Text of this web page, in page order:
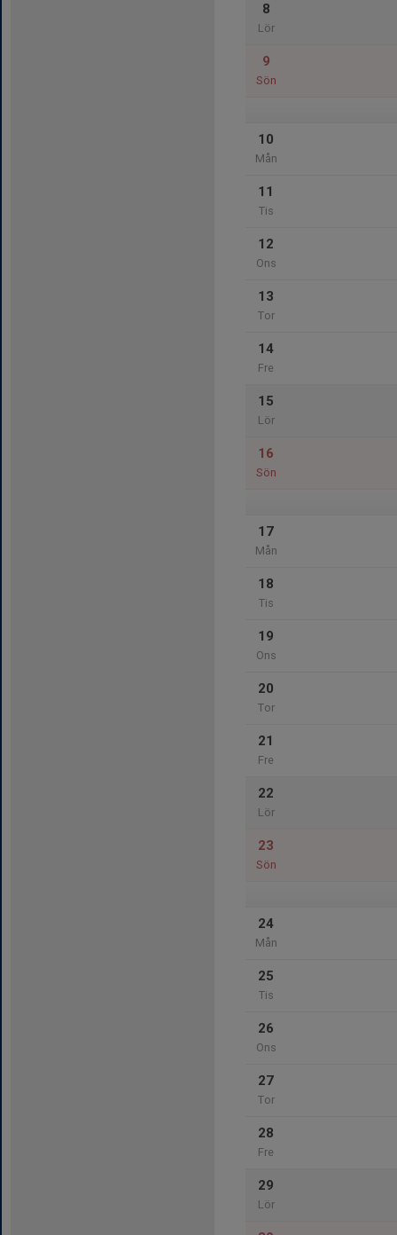
8
Lör
9
Sön
10
Mån
11
Tis
12
Ons
13
Tor
14
Fre
15
Lör
16
Sön
17
Mån
18
Tis
19
Ons
20
Tor
21
Fre
22
Lör
23
Sön
24
Mån
25
Tis
26
Ons
27
Tor
28
Fre
29
Lör